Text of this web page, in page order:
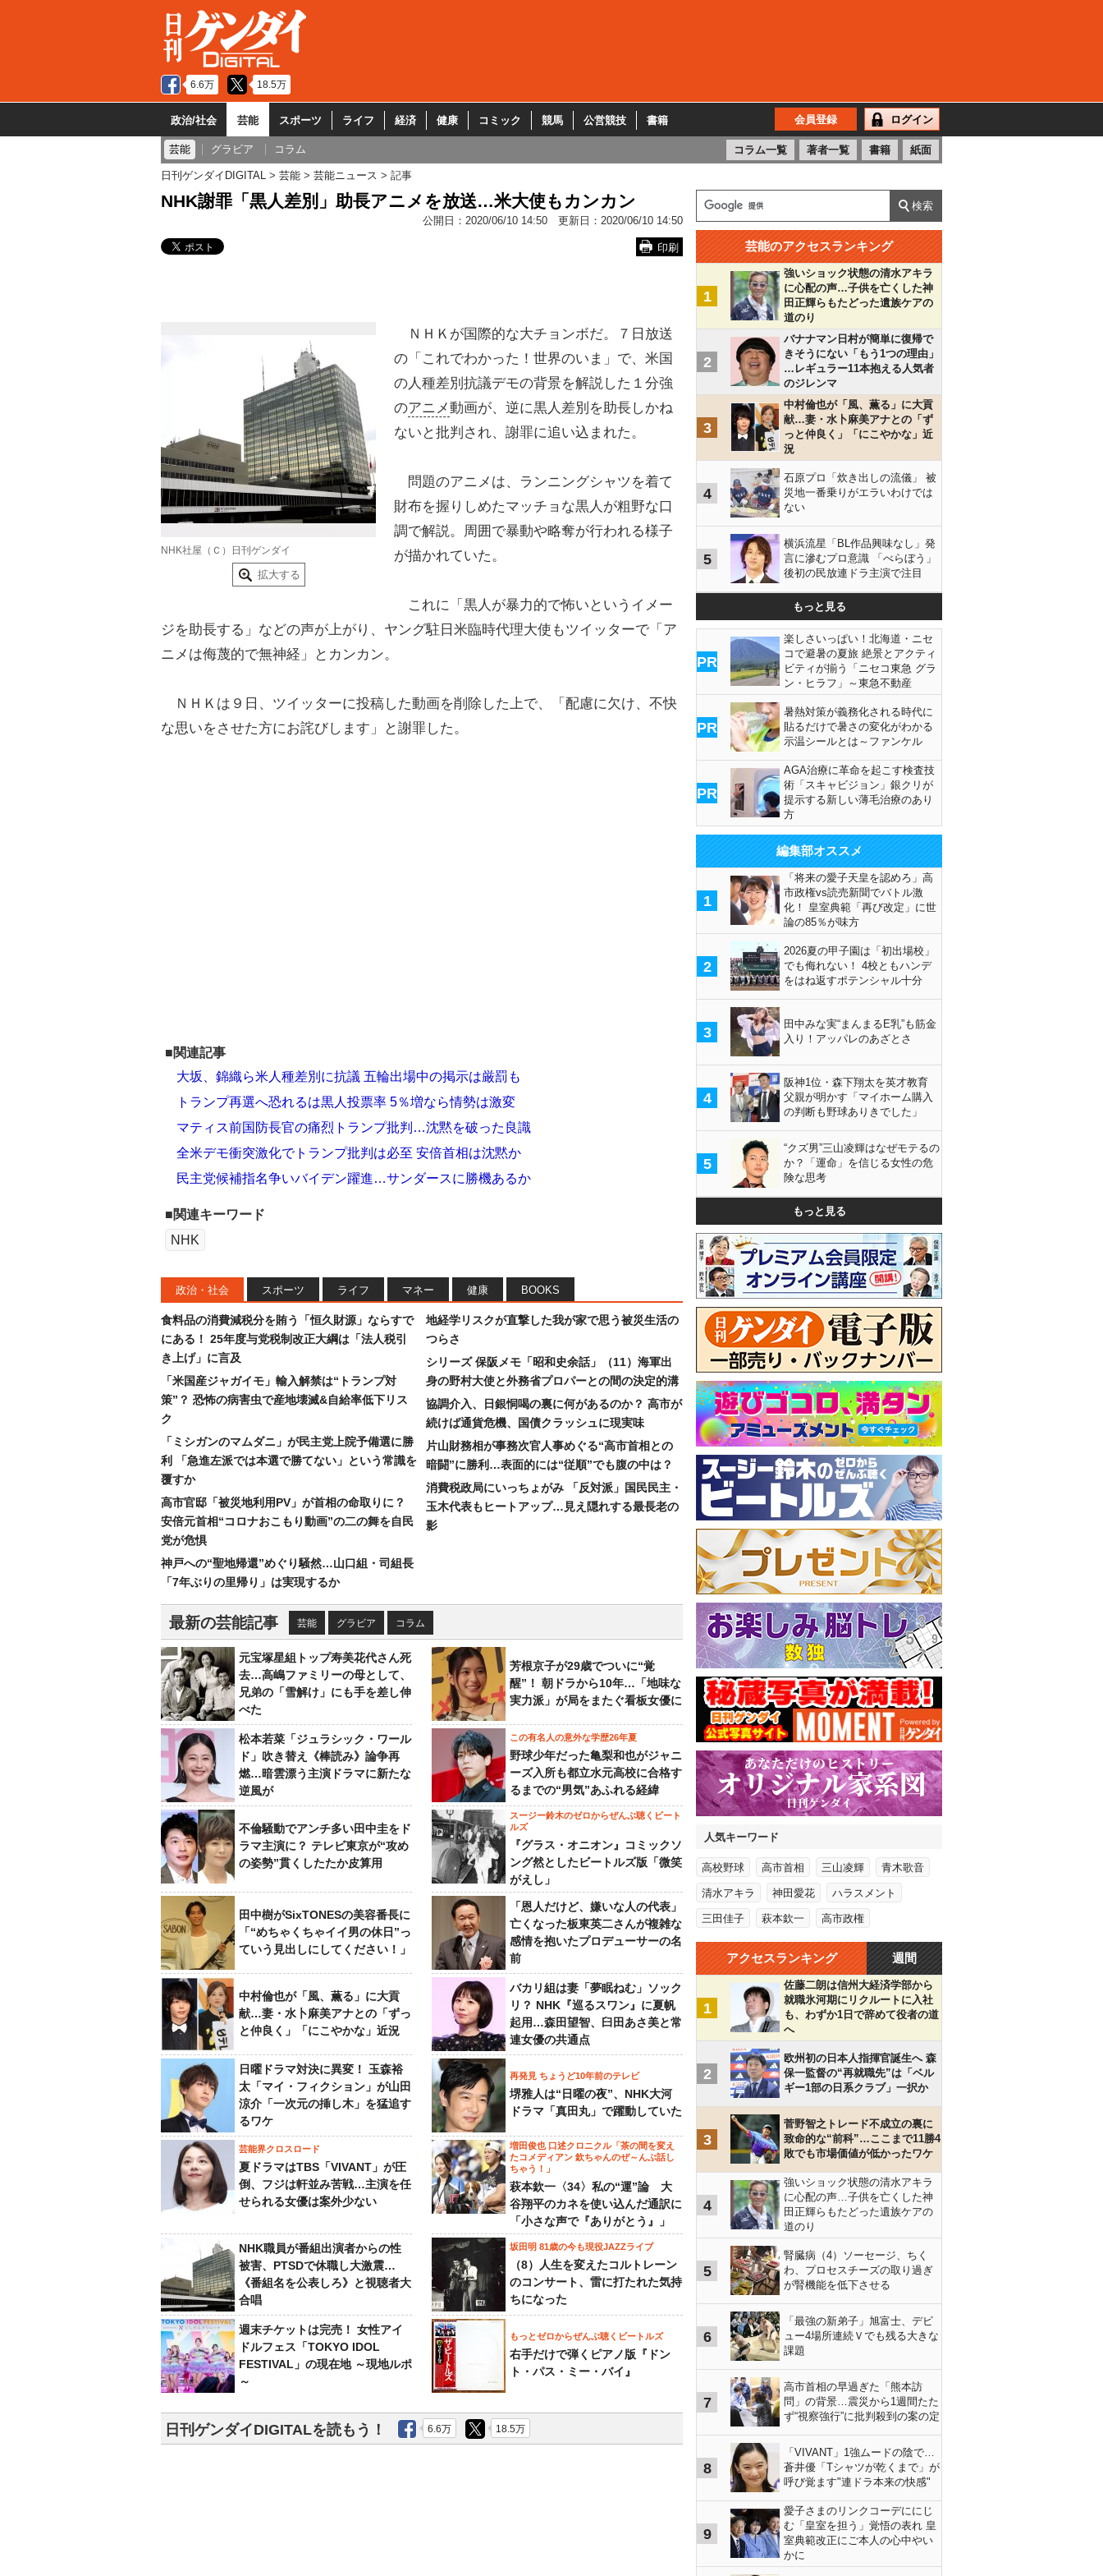
6.6万 18.5万
政治/社会 芸能 スポーツ ライフ 経済 健康 コミック 競馬 公営競技 書籍 会員登録 ログイン
芸能 グラビア コラム コラム一覧 著者一覧 書籍 紙面
日刊ゲンダイDIGITAL 芸能 芸能ニュース 記事
NHK謝罪「黒人差別」助長アニメを放送…米大使もカンカン
公開日： 2020/06/10 14:50 更新日： 2020/06/10 14:50
印刷
NHK社屋（Ｃ）日刊ゲンダイ
拡大する
ＮＨＫが国際的な大チョンボだ。７日放送
の「これでわかった！世界のいま」で、米国
の人種差別抗議デモの背景を解説した１分強
のアニメ動画が、逆に黒人差別を助長しかね
ないと批判され、謝罪に追い込まれた。
問題のアニメは、ランニングシャツを着て
財布を握りしめたマッチョな黒人が粗野な口
調で解説。周囲で暴動や略奪が行われる様子
が描かれていた。
これに「黒人が暴力的で怖いというイメー
ジを助長する」などの声が上がり、ヤング駐日米臨時代理大使もツイッターで「ア
ニメは侮蔑的で無神経」とカンカン。
ＮＨＫは９日、ツイッターに投稿した動画を削除した上で、「配慮に欠け、不快
な思いをさせた方にお詫びします」と謝罪した。
■関連記事
大坂、錦織ら米人種差別に抗議 五輪出場中の掲示は厳罰も
トランプ再選へ恐れるは黒人投票率 5％増なら情勢は激変
マティス前国防長官の痛烈トランプ批判…沈黙を破った良識
全米デモ衝突激化でトランプ批判は必至 安倍首相は沈黙か
民主党候補指名争いバイデン躍進…サンダースに勝機あるか
■関連キーワード
NHK
政治・社会 スポーツ ライフ マネー 健康 BOOKS
食料品の消費減税分を賄う「恒久財源」ならすで
にある！ 25年度与党税制改正大綱は「法人税引
き上げ」に言及
「米国産ジャガイモ」輸入解禁は“トランプ対
策”？ 恐怖の病害虫で産地壊滅&自給率低下リス
ク
「ミシガンのマムダニ」が民主党上院予備選に勝
利 「急進左派では本選で勝てない」という常識を
覆すか
高市官邸「被災地利用PV」が首相の命取りに？
安倍元首相“コロナおこもり動画”の二の舞を自民
党が危惧
神戸への“聖地帰還”めぐり騒然…山口組・司組長
「7年ぶりの里帰り」は実現するか
地経学リスクが直撃した我が家で思う被災生活の
つらさ
シリーズ 保阪メモ「昭和史余話」（11）海軍出
身の野村大使と外務省プロパーとの間の決定的溝
協調介入、日銀恫喝の裏に何があるのか？ 高市が
続けば通貨危機、国債クラッシュに現実味
片山財務相が事務次官人事めぐる“高市首相との
暗闘”に勝利…表面的には“従順”でも腹の中は？
消費税政局にいっちょがみ 「反対派」国民民主・
玉木代表もヒートアップ…見え隠れする最長老の
影
最新の芸能記事 芸能 グラビア コラム
元宝塚星組トップ寿美花代さん死
去…高嶋ファミリーの母として、
兄弟の「雪解け」にも手を差し伸
べた
芳根京子が29歳でついに“覚
醒”！ 朝ドラから10年…「地味な
実力派」が局をまたぐ看板女優に
松本若菜「ジュラシック・ワール
ド」吹き替え《棒読み》論争再
燃…暗雲漂う主演ドラマに新たな
逆風が
この有名人の意外な学歴26年夏
野球少年だった亀梨和也がジャニ
ーズ入所も都立水元高校に合格す
るまでの“男気”あふれる経緯
不倫騒動でアンチ多い田中圭をド
ラマ主演に？ テレビ東京が“攻め
の姿勢”貫くしたたか皮算用
スージー鈴木のゼロからぜんぶ聴くビート
ルズ
『グラス・オニオン』コミックソ
ング然としたビートルズ版「微笑
がえし」
田中樹がSixTONESの美容番長に
「“めちゃくちゃイイ男の休日”っ
ていう見出しにしてください！」
「恩人だけど、嫌いな人の代表」
亡くなった板東英二さんが複雑な
感情を抱いたプロデューサーの名
前
中村倫也が「風、薫る」に大貢
献…妻・水卜麻美アナとの「ずっ
と仲良く」「にこやかな」近況
バカリ組は妻「夢眠ねむ」ソック
リ？ NHK『巡るスワン』に夏帆
起用…森田望智、臼田あさ美と常
連女優の共通点
日曜ドラマ対決に異変！ 玉森裕
太「マイ・フィクション」が山田
涼介「一次元の挿し木」を猛追す
るワケ
再発見 ちょうど10年前のテレビ
堺雅人は“日曜の夜”、NHK大河
ドラマ「真田丸」で躍動していた
芸能界クロスロード
夏ドラマはTBS「VIVANT」が圧
倒、フジは軒並み苦戦…主演を任
せられる女優は案外少ない
増田俊也 口述クロニクル「茶の間を変え
たコメディアン 欽ちゃんのぜ～んぶ話し
ちゃう！」
萩本欽一〈34〉私の“運”論 大
谷翔平のカネを使い込んだ通訳に
「小さな声で『ありがとう』」
NHK職員が番組出演者からの性
被害、PTSDで休職し大激震…
《番組名を公表しろ》と視聴者大
合唱
坂田明 81歳の今も現役JAZZライブ
（8）人生を変えたコルトレーン
のコンサート、雷に打たれた気持
ちになった
週末チケットは完売！ 女性アイ
ドルフェス「TOKYO IDOL
FESTIVAL」の現在地 ～現地ルポ
～
もっとゼロからぜんぶ聴くビートルズ
右手だけで弾くピアノ版『ドン
ト・パス・ミー・バイ』
日刊ゲンダイDIGITALを読もう！ 6.6万 18.5万
芸能のアクセスランキング
1
強いショック状態の清水アキラ
に心配の声…子供を亡くした神
田正輝らもたどった遺族ケアの
道のり
2
バナナマン日村が簡単に復帰で
きそうにない「もう1つの理由」
…レギュラー11本抱える人気者
のジレンマ
3
中村倫也が「風、薫る」に大貢
献…妻・水卜麻美アナとの「ず
っと仲良く」「にこやかな」近
況
4
石原プロ「炊き出しの流儀」 被
災地一番乗りがエラいわけでは
ない
5
横浜流星「BL作品興味なし」発
言に滲むプロ意識 「べらぼう」
後初の民放連ドラ主演で注目
もっと見る
PR
楽しさいっぱい！北海道・ニセ
コで避暑の夏旅 絶景とアクティ
ビティが揃う「ニセコ東急 グラ
ン・ヒラフ」～東急不動産
PR
暑熱対策が義務化される時代に
貼るだけで暑さの変化がわかる
示温シールとは～ファンケル
PR
AGA治療に革命を起こす検査技
術「スキャビジョン」銀クリが
提示する新しい薄毛治療のあり
方
編集部オススメ
1
「将来の愛子天皇を認めろ」高
市政権vs読売新聞でバトル激
化！ 皇室典範「再び改定」に世
論の85％が味方
2
2026夏の甲子園は「初出場校」
でも侮れない！ 4校ともハンデ
をはね返すポテンシャル十分
3
田中みな実“まんまるE乳”も筋金
入り！アッパレのあざとさ
4
阪神1位・森下翔太を英才教育
父親が明かす「マイホーム購入
の判断も野球ありきでした」
5
“クズ男”三山凌輝はなぜモテるの
か？「運命」を信じる女性の危
険な思考
もっと見る
人気キーワード
高校野球 高市首相 三山凌輝 青木歌音
清水アキラ 神田愛花 ハラスメント
三田佳子 萩本欽一 高市政権
アクセスランキング 週間
1
佐藤二朗は信州大経済学部から
就職氷河期にリクルートに入社
も、わずか1日で辞めて役者の道
へ
2
欧州初の日本人指揮官誕生へ 森
保一監督の“再就職先”は「ベル
ギー1部の日系クラブ」一択か
3
菅野智之トレード不成立の裏に
致命的な“前科”…ここまで11勝4
敗でも市場価値が低かったワケ
4
強いショック状態の清水アキラ
に心配の声…子供を亡くした神
田正輝らもたどった遺族ケアの
道のり
5
腎臓病（4）ソーセージ、ちく
わ、プロセスチーズの取り過ぎ
が腎機能を低下させる
6
「最強の新弟子」旭富士、デビ
ュー4場所連続Ｖでも残る大きな
課題
7
高市首相の早過ぎた「熊本訪
問」の背景…震災から1週間たた
ず“視察強行”に批判殺到の案の定
8
「VIVANT」1強ムードの陰で…
蒼井優「Tシャツが乾くまで」が
呼び覚ます"連ドラ本来の快感"
9
愛子さまのリンクコーデににじ
む「皇室を担う」覚悟の表れ 皇
室典範改正にご本人の心中やい
かに